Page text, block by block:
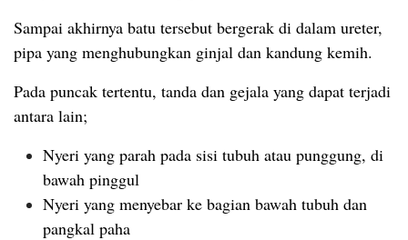
Sampai akhirnya batu tersebut bergerak di dalam ureter,
pipa yang menghubungkan ginjal dan kandung kemih.
Pada puncak tertentu, tanda dan gejala yang dapat terjadi
antara lain;
Nyeri yang parah pada sisi tubuh atau punggung, di
bawah pinggul
Nyeri yang menyebar ke bagian bawah tubuh dan
pangkal paha